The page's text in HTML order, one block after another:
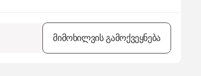
მიმოხილვის გამოქვეყნება